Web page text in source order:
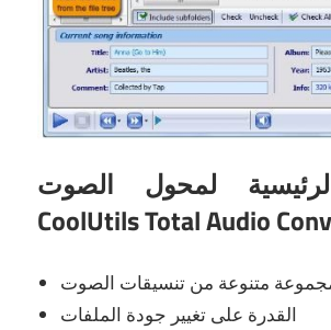
لمحول الصوت
CoolUtils Total Audio
متنوعة من تنسيقات الصوت
القدرة على تغيير جودة الملفات